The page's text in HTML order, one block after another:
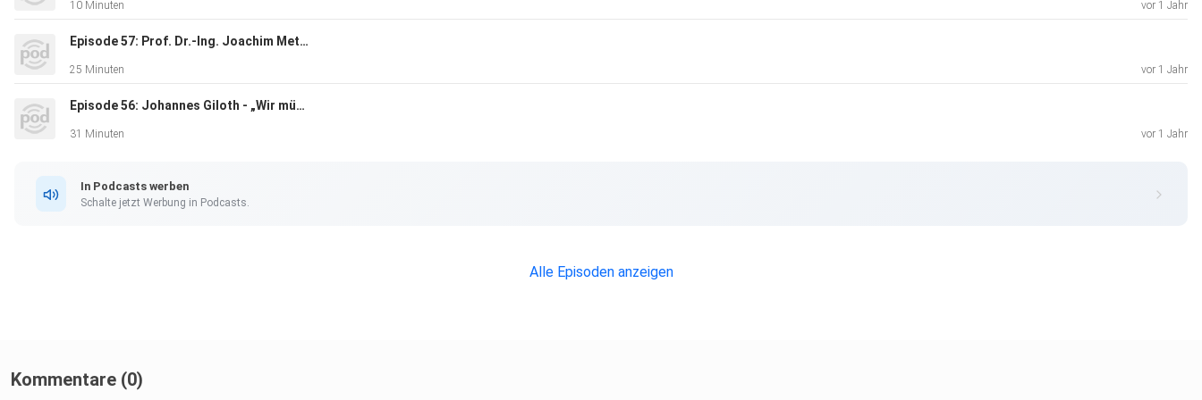
10 Minuten vor 1 Jahr
Episode 57: Prof. Dr.-Ing. Joachim Metternich - „Digitalisierung ist kein Selbstzweck.“
25 Minuten vor 1 Jahr
Episode 56: Johannes Giloth - „Wir müssen uns selbst hinterfragen."
31 Minuten vor 1 Jahr
In Podcasts werben
Schalte jetzt Werbung in Podcasts.
Alle Episoden anzeigen
Kommentare (0)